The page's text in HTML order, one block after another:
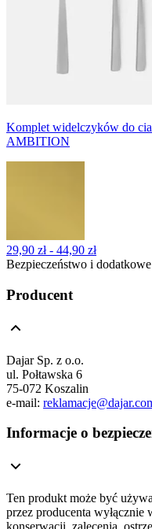
Komplet widelczyków do
AMBITION
29,90 zł - 44,90 zł
Bezpieczeństwo i dodatkowe
Producent
Dajar Sp. z o.o.
ul. Połtawska 6
75-072 Koszalin
e-mail:
Informacje o
Ten produkt może być
przez producenta